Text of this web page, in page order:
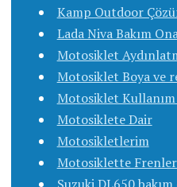
Kamp Outdoor
Lada Niva Bakım
Motosiklet
Motosiklet Boya ve
Motosiklet Kullanım
Motosiklete Dair
Motosikletlerim
Motosiklette Frenler